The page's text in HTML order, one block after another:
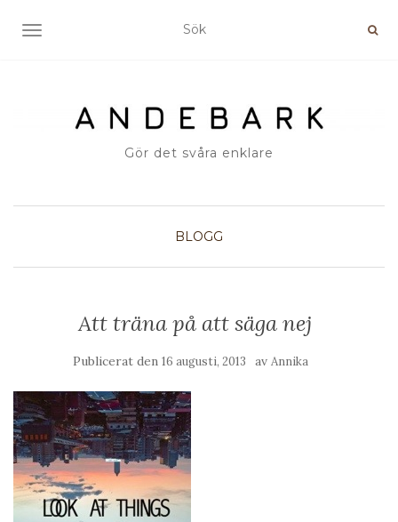
SLÅ PÅ/AV NAVIGERING
Gör det svåra enklare
BLOGG
Att träna på att säga nej
Publicerat den 16 augusti, 2013 av Annika